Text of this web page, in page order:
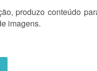
produzo conteúdo
imagens.